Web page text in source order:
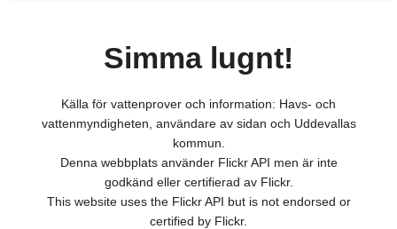
Simma lugnt!
Källa för vattenprover och information: Havs- och
vattenmyndigheten, användare av sidan och Uddevallas
kommun.
Denna webbplats använder Flickr API men är inte
godkänd eller certifierad av Flickr.
This website uses the Flickr API but is not endorsed or
certified by Flickr.